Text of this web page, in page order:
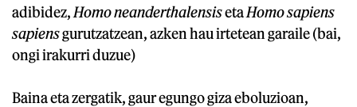
adibidez, Homo neanderthalensisetaHomo sapiens
sapiensgurutzatzean, azken hau irtetean garaile (bai,
ongi irakurri duzue)
Baina eta zergatik, gaur egungo giza eboluzioan,